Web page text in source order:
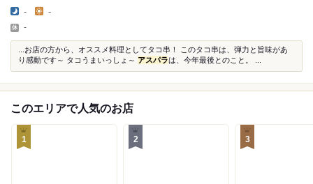
- -
-
...お店の方から、オススメ料理としてタコ串！ このタコ串は、弾力と旨味があ
り感動です～ タコうまいっしょ～ アスパラは、今年最後とのこと。 ...
このエリアで人気のお店
1 2 3